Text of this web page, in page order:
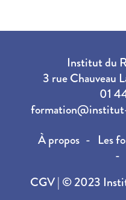
Institut du
3 rue Chauveau
01
À propos
Les
CGV| © 2023